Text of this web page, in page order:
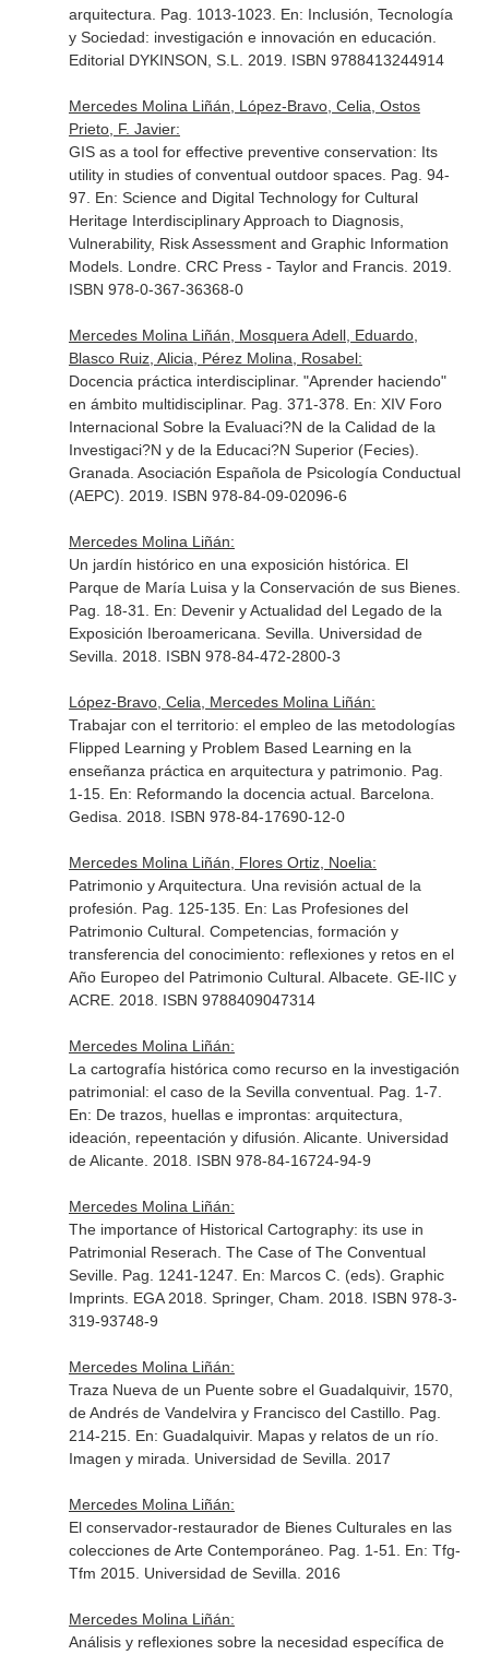
arquitectura. Pag. 1013-1023. En: Inclusión, Tecnología
y Sociedad: investigación e innovación en educación
Editorial DYKINSON, S.L. 2019. ISBN 9788413244914
Mercedes Molina Liñán, López-Bravo, Celia, Ostos
Prieto, F. Javier:
GIS as a tool for effective preventive conservation: Its
utility in studies of conventual outdoor spaces. Pag. 94-
97. En: Science and Digital Technology for Cultural
Heritage Interdisciplinary Approach to Diagnosis,
Vulnerability, Risk Assessment and Graphic Information
Models. Londre. CRC Press - Taylor and Francis. 2019.
ISBN 978-0-367-36368-0
Mercedes Molina Liñán, Mosquera Adell, Eduardo,
Blasco Ruiz, Alicia, Pérez Molina, Rosabel:
Docencia práctica interdisciplinar. "Aprender haciendo"
en ámbito multidisciplinar. Pag. 371-378. En: XIV Foro
Internacional Sobre la Evaluaci?N de la Calidad de la
Investigaci?N y de la Educaci?N Superior (Fecies)
Granada. Asociación Española de Psicología Conductual
(AEPC). 2019. ISBN 978-84-09-02096-6
Mercedes Molina Liñán:
Un jardín histórico en una exposición histórica. El
Parque de María Luisa y la Conservación de sus Bienes.
Pag. 18-31. En: Devenir y Actualidad del Legado de la
Exposición Iberoamericana . Sevilla. Universidad de
Sevilla. 2018. ISBN 978-84-472-2800-3
López-Bravo, Celia, Mercedes Molina Liñán:
Trabajar con el territorio: el empleo de las metodologías
Flipped Learning y Problem Based Learning en la
enseñanza práctica en arquitectura y patrimonio. Pag.
1-15. En: Reformando la docencia actual. Barcelona.
Gedisa. 2018. ISBN 978-84-17690-12-0
Mercedes Molina Liñán, Flores Ortiz, Noelia:
Patrimonio y Arquitectura. Una revisión actual de la
profesión. Pag. 125-135. En: Las Profesiones del
Patrimonio Cultural. Competencias, formación y
transferencia del conocimiento: reflexiones y retos en el
Año Europeo del Patrimonio Cultural. Albacete. GE-IIC y
ACRE. 2018. ISBN 9788409047314
Mercedes Molina Liñán:
La cartografía histórica como recurso en la investigación
patrimonial: el caso de la Sevilla conventual. Pag. 1-7.
En: De trazos, huellas e improntas: arquitectura,
ideación, repeentación y difusión . Alicante. Universidad
de Alicante. 2018. ISBN 978-84-16724-94-9
Mercedes Molina Liñán:
The importance of Historical Cartography: its use in
Patrimonial Reserach. The Case of The Conventual
Seville. Pag. 1241-1247. En: Marcos C. (eds). Graphic
Imprints. EGA 2018 . Springer, Cham. 2018. ISBN 978-3-
319-93748-9
Mercedes Molina Liñán:
Traza Nueva de un Puente sobre el Guadalquivir, 1570,
de Andrés de Vandelvira y Francisco del Castillo. Pag.
214-215. En: Guadalquivir. Mapas y relatos de un río.
Imagen y mirada . Universidad de Sevilla. 2017
Mercedes Molina Liñán:
El conservador-restaurador de Bienes Culturales en las
colecciones de Arte Contemporáneo. Pag. 1-51. En: Tfg-
Tfm 2015. Universidad de Sevilla. 2016
Mercedes Molina Liñán:
Análisis y reflexiones sobre la necesidad específica de